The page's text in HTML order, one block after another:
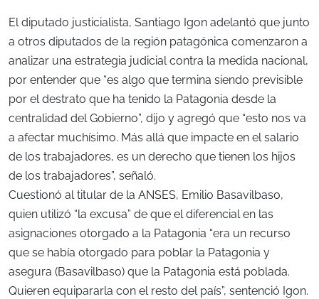
El diputado justicialista, Santiago Igon adelantó que junto
a otros diputados de la región patagónica comenzaron a
analizar una estrategia judicial contra la medida nacional,
por entender que “es algo que termina siendo previsible
por el destrato que ha tenido la Patagonia desde la
centralidad del Gobierno”, dijo y agregó que “esto nos va
a afectar muchísimo. Más allá que impacte en el salario
de los trabajadores, es un derecho que tienen los hijos
de los trabajadores”, señaló.
Cuestionó al titular de la ANSES, Emilio Basavilbaso,
quien utilizó “la excusa” de que el diferencial en las
asignaciones otorgado a la Patagonia “era un recurso
que se había otorgado para poblar la Patagonia y
asegura (Basavilbaso) que la Patagonia está poblada.
Quieren equipararla con el resto del país”, sentenció Igon.